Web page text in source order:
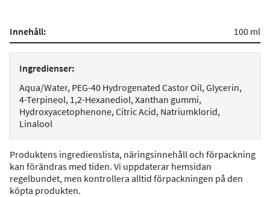
Innehåll: 100 ml
Ingredienser:
Aqua/Water, PEG-40 Hydrogenated Castor Oil, Glycerin,
4-Terpineol, 1,2-Hexanediol, Xanthan gummi,
Hydroxyacetophenone, Citric Acid, Natriumklorid,
Linalool
Produktens ingredienslista, näringsinnehåll och förpackning
kan förändras med tiden. Vi uppdaterar hemsidan
regelbundet, men kontrollera alltid förpackningen på den
köpta produkten.